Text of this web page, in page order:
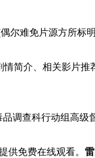
尔难免片源方所
简介、相关影片
查科行动组高级
供免费在线观看。